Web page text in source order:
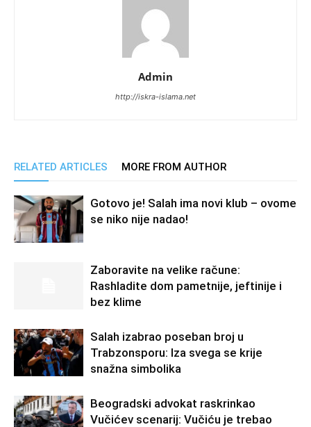
Admin
http://iskra-islama.net
RELATED ARTICLES MORE FROM AUTHOR
Gotovo je! Salah ima novi klub – ovome
se niko nije nadao!
Zaboravite na velike račune:
Rashladite dom pametnije, jeftinije i
bez klime
Salah izabrao poseban broj u
Trabzonsporu: Iza svega se krije
snažna simbolika
Beogradski advokat raskrinkao
Vučićev scenarij: Vučiću je trebao